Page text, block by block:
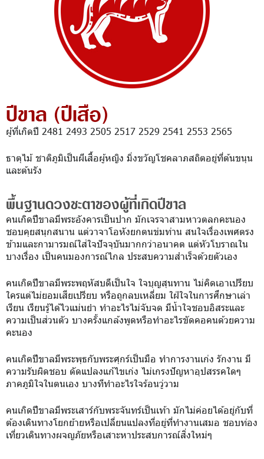
ปีขาล (ปีเสือ)
ผู้ที่เกิดปี 2481 2493 2505 2517 2529 2541 2553 2565
ธาตุไม้ ชาติภูมิเป็นผีเสื้อผู้หญิง มิ่งขวัญโชคลาภสถิตอยู่ที่ต้นขนุน
และต้นรัง
พื้นฐานดวงชะตาของผู้ที่เกิดปีขาล
คนเกิดปีขาลมีพระอังคารเป็นปาก มักเจรจาสามหาวตลกคะนอง
ชอบคุยสนุกสนาน แต่วาจาโอหังยกตนข่มท่าน สนใจเรื่องเพศตรง
ข้ามและกามารมณ์ใส่ใจปัจจุบันมากกว่าอนาคต แต่หัวโบราณใน
บางเรื่อง เป็นคนมองการณ์ไกล ประสบความสำเร็จด้วยตัวเอง
คนเกิดปีขาลมีพระพฤหัสบดีเป็นใจ ใจบุญสุนทาน ไม่คิดเอาเปรียบ
ใครแต่ไม่ยอมเสียเปรียบ หรือถูกลบเหลี่ยม ใฝ่ใจในการศึกษาเล่า
เรียน เรียนรู้ได้ไวแม่นยำ ทำอะไรไม่จับจด มีน้ำใจชอบอิสระและ
ความเป็นส่วนตัว บางครั้งแกล้งพูดหรือทำอะไรขัดคอคนด้วยความ
คะนอง
คนเกิดปีขาลมีพระพุธกับพระศุกร์เป็นมือ ทำการงานเก่ง รักงาน มี
ความรับผิดชอบ ดัดแปลงแก้ไขเก่ง ไม่เกรงปัญหาอุปสรรคใดๆ
ภาคภูมิใจในตนเอง บางทีทำอะไรใจร้อนวู่วาม
คนเกิดปีขาลมีพระเสาร์กับพระจันทร์เป็นเท้า มักไม่ค่อยได้อยู่กับที่
ต้องเดินทางโยกย้ายหรือเปลี่ยนแปลงที่อยู่ที่ทำงานเสมอ ชอบท่อง
เที่ยวเดินทางผจญภัยหรือเสาะหาประสบการณ์สิ่งใหม่ๆ